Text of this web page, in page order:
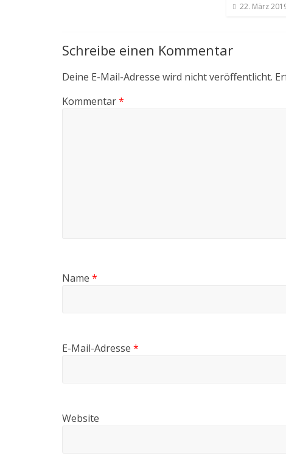
22. März
Schreibe einen Kommentar
Deine E-Mail-Adresse wird nicht veröffentlicht.
Kommentar*
Name *
E-Mail-Adresse *
Website